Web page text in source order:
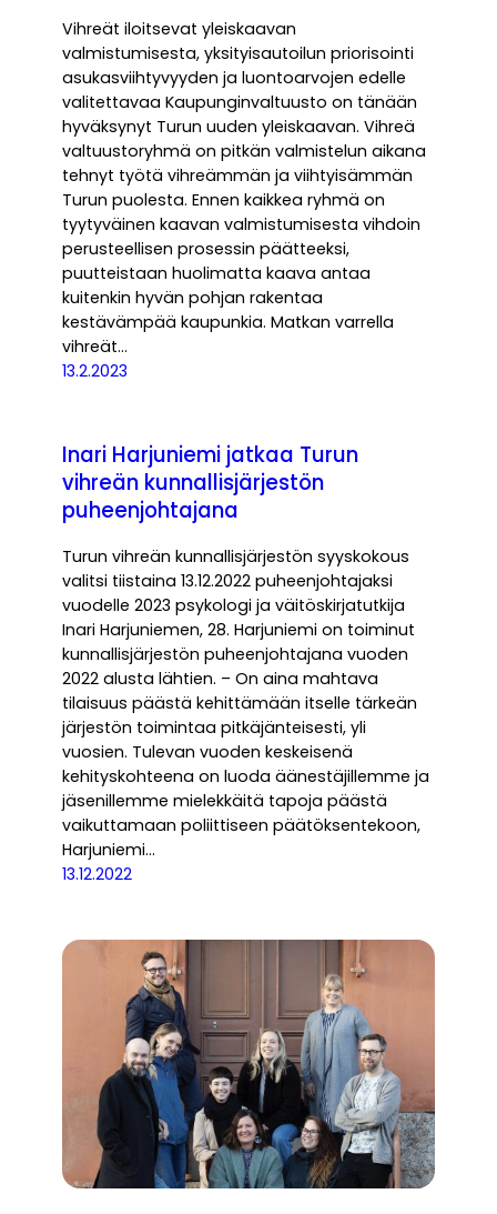
Vihreät iloitsevat yleiskaavan
valmistumisesta, yksityisautoilun priorisointi
asukasviihtyvyyden ja luontoarvojen edelle
valitettavaa Kaupunginvaltuusto on tänään
hyväksynyt Turun uuden yleiskaavan. Vihreä
valtuustoryhmä on pitkän valmistelun aikana
tehnyt työtä vihreämmän ja viihtyisämmän
Turun puolesta. Ennen kaikkea ryhmä on
tyytyväinen kaavan valmistumisesta vihdoin
perusteellisen prosessin päätteeksi,
puutteistaan huolimatta kaava antaa
kuitenkin hyvän pohjan rakentaa
kestävämpää kaupunkia. Matkan varrella
vihreät…
13.2.2023
Inari Harjuniemi jatkaa Turun
vihreän kunnallisjärjestön
puheenjohtajana
Turun vihreän kunnallisjärjestön syyskokous
valitsi tiistaina 13.12.2022 puheenjohtajaksi
vuodelle 2023 psykologi ja väitöskirjatutkija
Inari Harjuniemen, 28. Harjuniemi on toiminut
kunnallisjärjestön puheenjohtajana vuoden
2022 alusta lähtien. – On aina mahtava
tilaisuus päästä kehittämään itselle tärkeän
järjestön toimintaa pitkäjänteisesti, yli
vuosien. Tulevan vuoden keskeisenä
kehityskohteena on luoda äänestäjillemme ja
jäsenillemme mielekkäitä tapoja päästä
vaikuttamaan poliittiseen päätöksentekoon,
Harjuniemi…
13.12.2022